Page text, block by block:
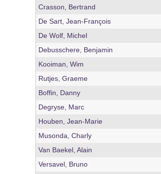
Crasson, Bertrand
De Sart, Jean-François
De Wolf, Michel
Debusschere, Benjamin
Kooiman, Wim
Rutjes, Graeme
Boffin, Danny
Degryse, Marc
Houben, Jean-Marie
Musonda, Charly
Van Baekel, Alain
Versavel, Bruno